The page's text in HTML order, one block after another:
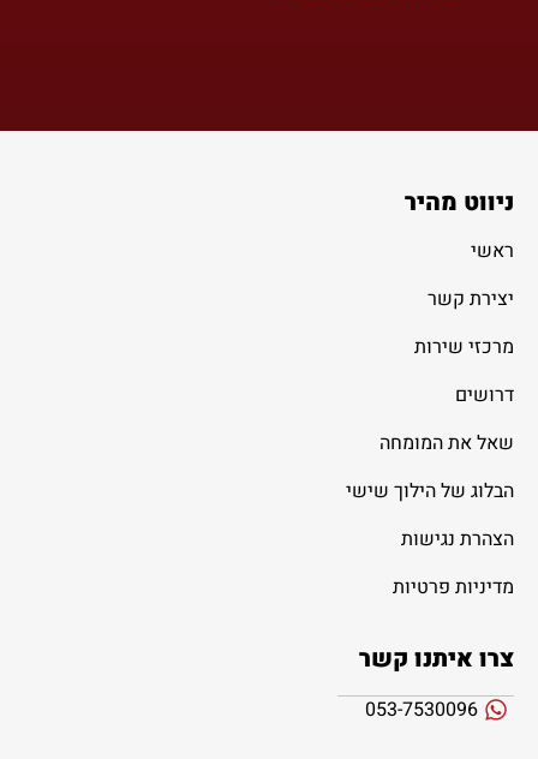
ניווט מהיר
ראשי
יצירת קשר
מרכזי שירות
דרושים
שאל את המומחה
הבלוג של הילוך שישי
הצהרת נגישות
מדיניות פרטיות
צרו איתנו קשר
053-7530096